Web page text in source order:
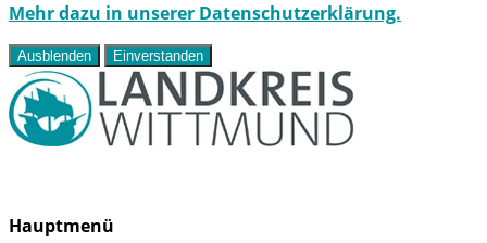
Mehr dazu in unserer Datenschutzerklärung.
Ausblenden Einverstanden
Hauptmenü